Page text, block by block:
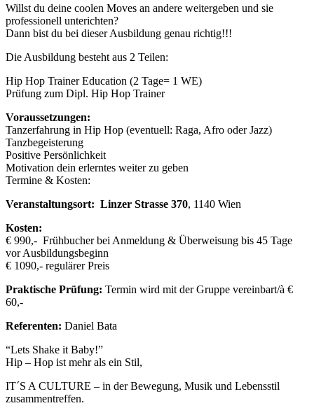
Willst du deine coolen Moves an andere weitergeben und sie
professionell unterichten?
Dann bist du bei dieser Ausbildung genau richtig!!!
Die Ausbildung besteht aus 2 Teilen:
Hip Hop Trainer Education (2 Tage= 1 WE)
Prüfung zum Dipl. Hip Hop Trainer
Voraussetzungen:
Tanzerfahrung in Hip Hop (eventuell: Raga, Afro oder Jazz)
Tanzbegeisterung
Positive Persönlichkeit
Motivation dein erlerntes weiter zu geben
Termine & Kosten:
Veranstaltungsort: Linzer Strasse 370, 1140 Wien
Kosten:
€ 990,- Frühbucher bei Anmeldung & Überweisung bis 45 Tage
vor Ausbildungsbeginn
€ 1090,- regulärer Preis
Praktische Prüfung: Termin wird mit der Gruppe vereinbart/à €
60,-
Referenten: Daniel Bata
“Lets Shake it Baby!”
Hip – Hop ist mehr als ein Stil,
IT´S A CULTURE – in der Bewegung, Musik und Lebensstil
zusammentreffen.